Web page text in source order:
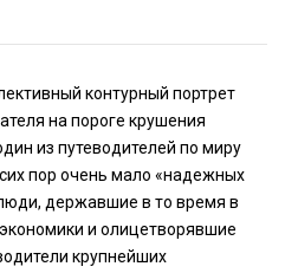
контурный портрет
на пороге крушения
из путеводителей по миру
пор очень мало «надежных
державшие в то время в
и олицетворявшие
крупнейших